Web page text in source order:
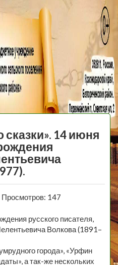
сказки». 14 июня
Просмотров: 147
русского писателя,
Волкова (1891–
города», «Урфин
а так-же нескольких